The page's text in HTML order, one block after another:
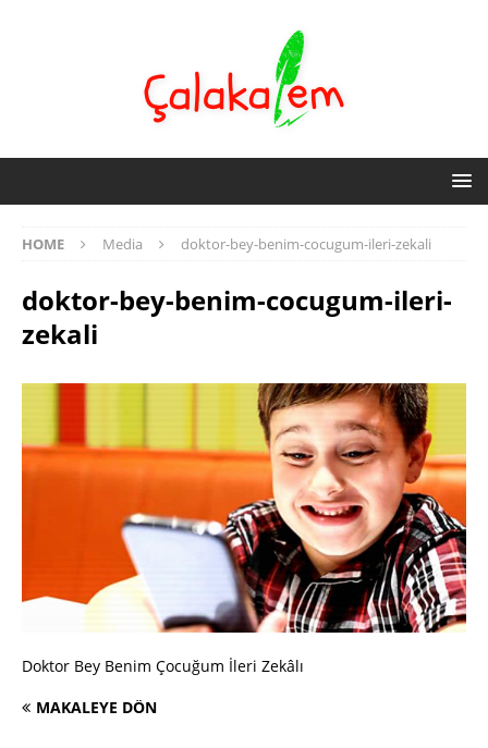
HOME Media doktor-bey-benim-cocugum-ileri-zekali
doktor-bey-benim-cocugum-ileri-
zekali
Doktor Bey Benim Çocuğum İleri Zekâlı
MAKALEYE DÖN